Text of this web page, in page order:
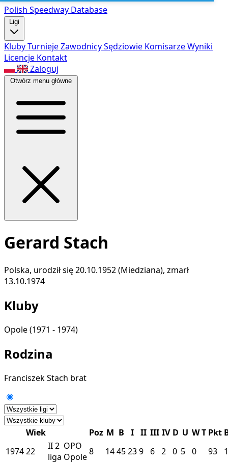
Polish Speedway Database
Ligi
KlubyTurniejeZawodnicySędziowie KomisarzeWyniki
Licencje Kontakt
Zaloguj
Otwórz menu główne
Gerard Stach
Polska, urodził się 20.10.1952 (Miedziana), zmarł
13.10.1974
Kluby
Opole(1971 - 1974)
Rodzina
Franciszek Stach brat
Wiek Poz M B I II III IV D U WT Pkt
197422 II2
liga
OPO
Opole8 1445239 6 2 0 5 0 93